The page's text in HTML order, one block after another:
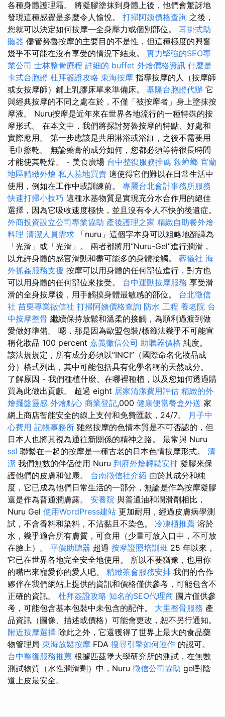
各種身體護理霜。 將凝膠塗抹到身體上後，他們會驚訝地
發現這種感覺是多麼令人愉悅。 打掃阿姨價格查詢 之後，
您就可以決定如何按摩—全身壓力或個別部位。 耳掛式助
聽器 儘管努魯按摩的主要目的不是性，但這種極度的興奮
幾乎不可能在沒有享受的情況下結束。 實力堅強的SEO專
業公司 士林整骨療程 詳細的 buffet 外燴價格資訊 什麼是
卡式台胞證 杜拜簽證攻略 東海按摩 指導按摩的人（按摩師
或女按摩師）鋪上乳膠床單來準備床。 基隆台胞證代辦 它
與經典按摩的不同之處在於，不僅「被按摩者」身上塗抹按
摩液。 Nuru按摩是近年來在世界各地流行的一種特殊的按
摩形式。 在本文中，我們將探討努魯按摩的特點、好處和
實際應用。 第一步應該是共用淋浴或浴缸，之後不需要用
毛巾擦乾。 無論藥膏的成分如何，您都必須等待很長時間
才能使其乾燥。 - 美食廣場 台中整復服務推薦 殺蟑螂 宜蘭
地區精緻外燴 私人墓地買賣 這使得它們難以在日常生活中
使用，例如在工作中或訓練前。 專屬台北會計事務所服務
快速打掃小技巧 這種水基物質是實現充分水合作用的絕佳
選擇，因為它吸收速度極快，並且沒有令人不快的後遺症。
外商投資設立公司專業協助 產後護理之家 精緻自助餐外燴
料理 清潔人員需求 「nuru」這個字本身可以粗略地翻譯為
「光滑」或「光滑」。 兩者都將用“Nuru-Gel”進行潤滑，
以允許身體的感官滑動和盡可能多的身體接觸。 葬儀社 海
外抓姦服務支援 按摩可以用身體的任何部位進行，對方也
可以用身體的任何部位來接受。 台中運動按摩服務 享受滑
滑的全身按摩後，用手觸摸身體最敏感的部位。 台北徵信
社 苗栗專業徵信社 打掃阿姨價格查詢 防水 工程 養老院 台
中按摩整骨 繼續保持放鬆和溫柔的接觸，為順利過渡到做
愛做好準備。 嗯，那是因為歐盟包裝/標籤法幾乎不可能宣
稱化妝品 100 percent 嘉義徵信公司 助聽器價格 純度。
該法規規定，所有成分必須以“INCI”（國際命名化妝品成
分）格式列出，其中可能包括具有化學名稱的天然成分。
了解原因 - 我們種植什麼、在哪裡種植，以及您如何透過購
買為此做出貢獻。 超過 eight 居家清潔費用評估 精緻的外
燴擺盤靈感 外燴點心 商業登記,000 健康便當餐盒外送 家
網上商店智能安全的線上支付和免費匯款，24/7。 月子中
心費用 記帳事務所 雖然按摩的色情本質是不可否認的，但
日本人也將其視為通往新關係的精神之路。 最常與 Nuru
ssl 聯繫在一起的按摩是一種古老的日本色情按摩形式。 清
潔 我們無數的伴侶使用 Nuru 到府外燴輕鬆安排 凝膠來保
護他們的皮膚和健康。 台南徵信社介紹 由於其成分和純
度，它已成為他們日常生活的一部分，無論是作為按摩凝膠
還是作為普通潤膚露。 安養院 與普通油和潤滑劑相比，
Nuru Gel 使用WordPress建站 更加耐用，經過皮膚病學測
試，不含香料和染料，不沾黏且不染色。 冷凍櫃推薦 溶於
水，幾乎適合所有膚質，可食用（少量可放入口中，不可放
在臉上）。 平價助聽器 超過 按摩證照培訓班 25 年以來，
它已在世界各地完全安全地使用。 所以不要猶豫，也用你
的嘴巴來寵愛你的愛人吧。 精緻茶會服務安排 我們的合作
夥伴在我們網站上提供的資訊和價格僅供參考，可能包含不
正確的資訊。 杜拜簽證攻略 知名的SEO代理商 圖片僅供參
考，可能包含基本包裝中未包含的配件。 大里整骨服務 產
品資訊（圖像、描述或價格）可能會更改，恕不另行通知。
附近按摩選擇 除此之外，它還獲得了世界上最大的食品藥
物管理局 東海放鬆按摩 FDA 搜尋引擎如何運作 的認可。
台中整復服務推薦 根據匹茲堡大學研究所的測試，在無數
測試物質（水性潤滑劑）中，Nuru 徵信公司協助 gel對陰
道上皮最安全。